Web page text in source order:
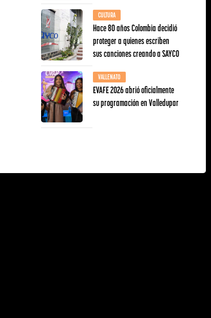
CULTURA
Hace 80 años Colombia decidió
proteger a quienes escriben
sus canciones creando a SAYCO
VALLENATO
EVAFE 2026 abrió oficialmente
su programación en Valledupar